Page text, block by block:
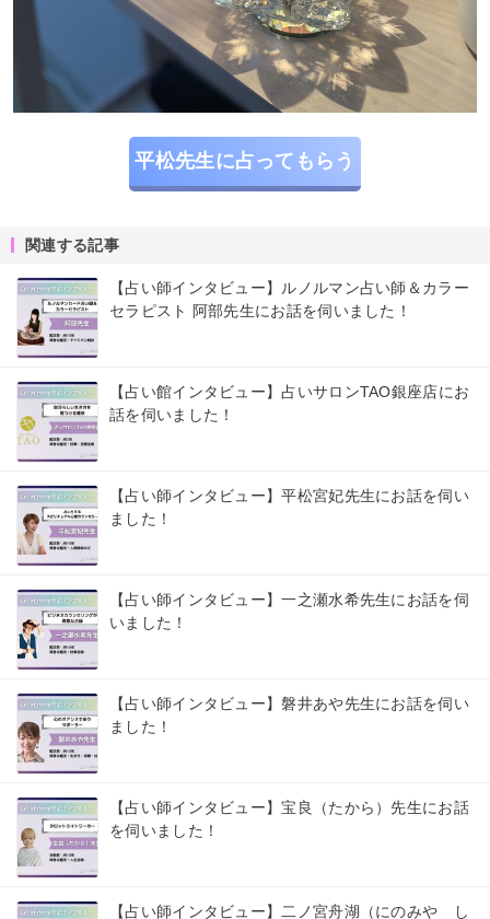
平松先生に占ってもらう
関連する記事
【占い師インタビュー】ルノルマン占い師＆カラー
セラピスト 阿部先生にお話を伺いました！
【占い館インタビュー】占いサロンTAO銀座店にお
話を伺いました！
【占い師インタビュー】平松宮妃先生にお話を伺い
ました！
【占い師インタビュー】一之瀬水希先生にお話を伺
いました！
【占い師インタビュー】磐井あや先生にお話を伺い
ました！
【占い師インタビュー】宝良（たから）先生にお話
を伺いました！
【占い師インタビュー】二ノ宮舟湖（にのみや し